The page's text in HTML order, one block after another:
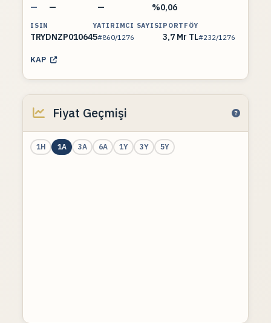
— — — %0,06
ISIN
TRYDNZP01064
YATIRIMCI SAYISI
5#860/1276
PORTFÖY
3,7 Mr TL#232/1276
KAP
Fiyat Geçmişi
1H 1A 3A 6A 1Y 3Y 5Y